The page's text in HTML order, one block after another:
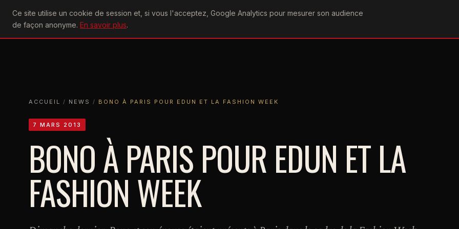
Ce site utilise un cookie de session et, si vous l'acceptez, Google Analytics pour mesurer son audience
de façon anonyme. En savoir plus.
U2achtung
ACCUEIL
ACTU CONCERTS DISCOGRAPHIEPAROLESVIDÉOGRAPHIEFORUMS
ACCUEIL / NEWS / BONO À PARIS POUR EDUN ET LA FASHION WEEK
7 MARS 2013
BONO À PARIS POUR EDUN ET LA
FASHION WEEK